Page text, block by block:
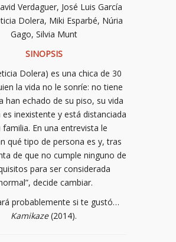
Verdaguer, José Luis García
Dolera, Miki Esparbé, Núria
Gago, Silvia Munt
SINOPSIS
Dolera) es una chica de 30
la vida no le sonríe: no tiene
han echado de su piso, su vida
inexistente y está distanciada
familia. En una entrevista le
qué tipo de persona es y, tras
de que no cumple ninguno de
para ser considerada
decide cambiar.
probablemente si te gustó…
Kamikaze(2014).